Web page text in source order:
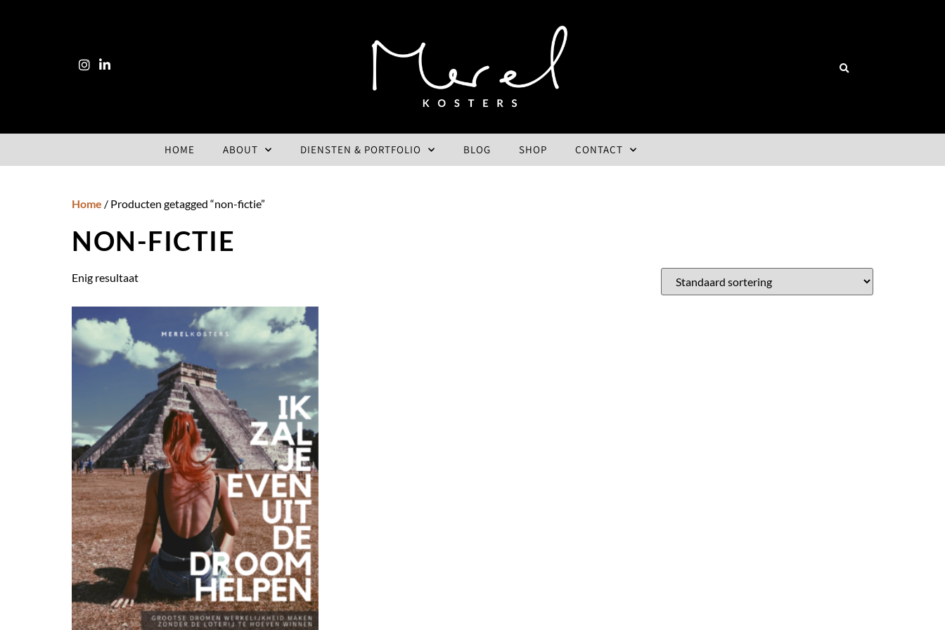
HOME ABOUT DIENSTEN & PORTFOLIO BLOG SHOP CONTACT
Home / Producten getagged “non-fictie”
NON-FICTIE
Enig resultaat